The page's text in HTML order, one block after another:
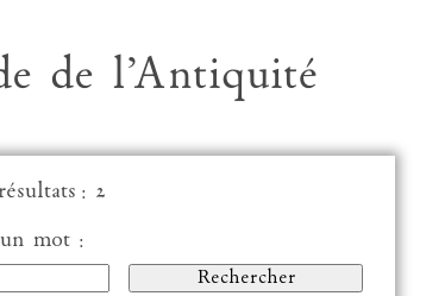
de l’Antiquité
: 2
mot :